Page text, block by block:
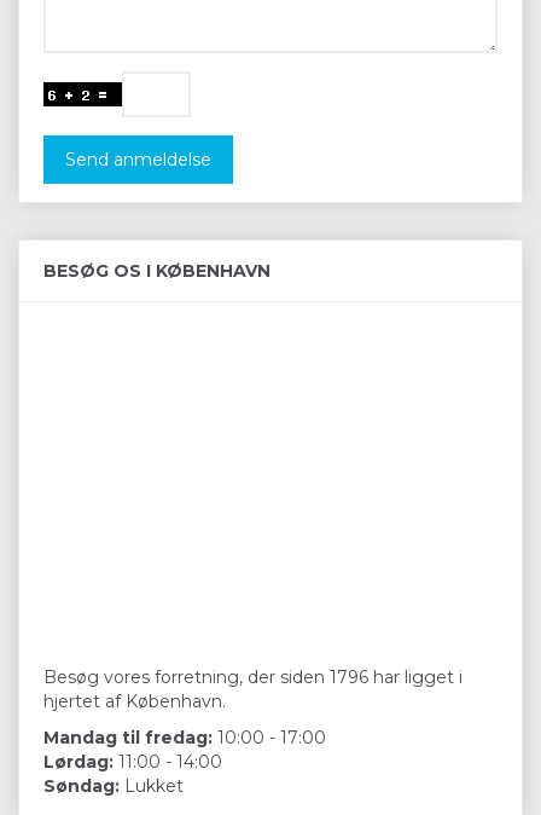
Send anmeldelse
BESØG OS I KØBENHAVN
Besøg vores forretning, der siden 1796 har ligget i
hjertet af København.
Mandag til fredag: 10:00 - 17:00
Lørdag: 11:00 - 14:00
Søndag: Lukket